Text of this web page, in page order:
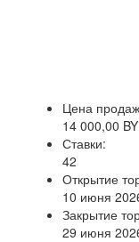
Цена
14 000,00
Ставки:
42
Открытие
10 июня
Закрытие
29 июня